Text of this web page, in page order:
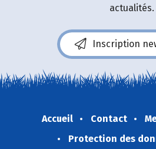
actualités.
Inscription
Accueil Contact
Protection des